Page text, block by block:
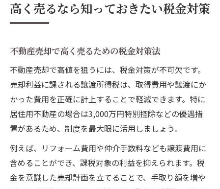
高く売るなら知っておきたい税金対策
不動産売却で高く売るための税金対策法
不動産売却で高値を狙うには、税金対策が不可欠です。
売却利益に課される譲渡所得税は、取得費用や譲渡にか
かった費用を正確に計上することで軽減できます。特に
居住用不動産の場合は3,000万円特別控除などの優遇措
置があるため、制度を最大限に活用しましょう。
例えば、リフォーム費用や仲介手数料なども譲渡費用に
含めることができ、課税対象の利益を抑えられます。税
金を意識した売却計画を立てることで、手取り額を増や